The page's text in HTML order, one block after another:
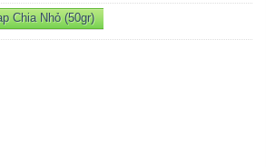
Chia Nhỏ (50gr)